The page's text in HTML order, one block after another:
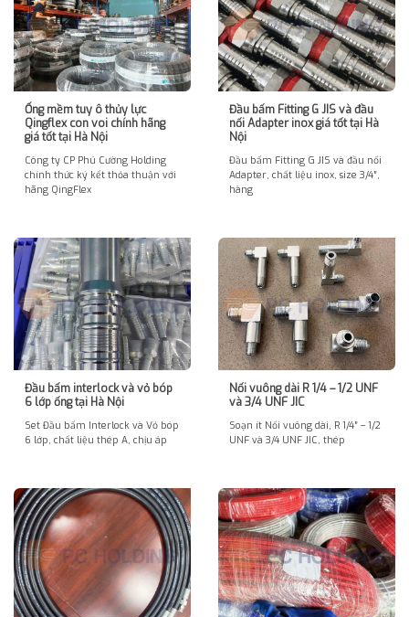
Ống mềm tuy ô thủy lực
Qingflex con voi chính hãng
giá tốt tại Hà Nội
Công ty CP Phú Cường Holding
chính thức ký kết thỏa thuận với
hãng QingFlex
Đầu bấm Fitting G JIS và đầu
nối Adapter inox giá tốt tại Hà
Nội
Đầu bấm Fitting G JIS và đầu nối
Adapter, chất liệu inox, size 3/4″,
hàng
Đầu bấm interlock và vỏ bóp
6 lớp ống tại Hà Nội
Set Đầu bấm Interlock và Vỏ bóp
6 lớp, chất liệu thép A, chịu áp
Nối vuông dài R 1/4 – 1/2 UNF
và 3/4 UNF JIC
Soạn ít Nối vuông dài, R 1/4″ – 1/2
UNF và 3/4 UNF JIC, thép